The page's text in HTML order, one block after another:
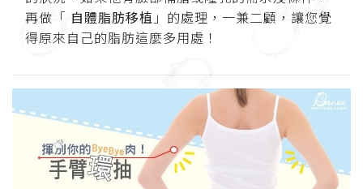
再做「
自體脂肪移植 」的處理，一兼二顧，讓您覺
得原來自己的脂肪這麼多用處！